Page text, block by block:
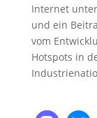
Internet
und ein
vom
Hotspots in